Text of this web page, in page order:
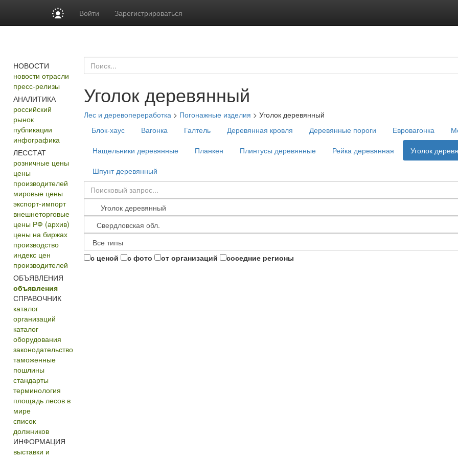
Войти Зарегистрироваться
НОВОСТИ
новости отрасли
пресс-релизы
АНАЛИТИКА
российский
рынок
публикации
инфографика
ЛЕССТАТ
розничные цены
цены
производителей
мировые цены
экспорт-импорт
внешнеторговые
цены РФ (архив)
цены на биржах
производство
индекс цен
производителей
ОБЪЯВЛЕНИЯ
объявления
СПРАВОЧНИК
каталог
организаций
каталог
оборудования
законодательство
таможенные
пошлины
стандарты
терминология
площадь лесов в
мире
список
должников
ИНФОРМАЦИЯ
выставки и
Уголок деревянный
Лес и деревопереработка> Погонажные изделия > Уголок деревянный
Блок-хаус
Вагонка Галтель Деревянная кровля Деревянные пороги Евровагонка
Нащельники деревянные
Планкен Плинтусы деревянные Рейка деревянная
Уголок
Шпунт деревянный
с ценой с фото от организаций соседние регионы